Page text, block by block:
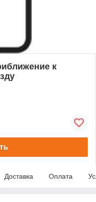
к
Доставка Оплата